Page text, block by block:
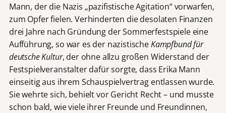
Mann, der die Nazis „pazifistische Agitation“ vorwarfen,
zum Opfer fielen. Verhinderten die desolaten Finanzen
drei Jahre nach Gründung der Sommerfestspiele eine
Aufführung, so war es der nazistischeKampfbund für
deutsche Kultur, der ohne allzu großen Widerstand der
Festspielveranstalter dafür sorgte, dass Erika Mann
einseitig aus ihrem Schauspielvertrag entlassen wurde.
Sie wehrte sich, behielt vor Gericht Recht – und musste
schon bald, wie viele ihrer Freunde und Freundinnen,